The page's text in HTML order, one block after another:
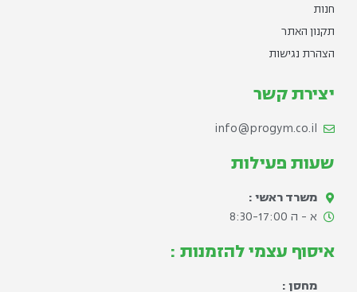
חנות
תקנון האתר
הצהרת נגישות
יצירת קשר
info@progym.co.il
שעות פעילות
משרד ראשי :
א - ה 8:30-17:00​
איסוף עצמי להזמנות :
מחסן :